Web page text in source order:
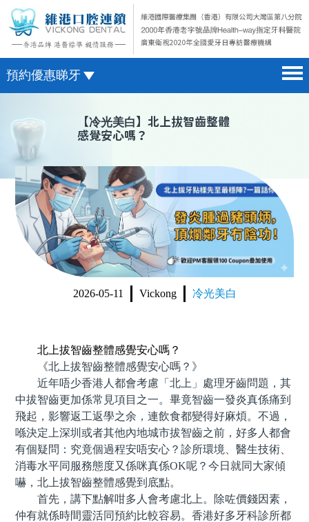
預約優惠睇牙
醫院簡介 hospital introduction
醫生介紹 doctor introduction
醫療新聞 medical news
種植牙 dental implant
箍牙 orthodontics
收費標準 change standard
微信預約
WhatsApp預約
【冷光美白】北上拔智齒整體
感覺安心嗎？
2026-05-11 Vickong 冷光美白
北上拔智齒整體感覺安心嗎？
《北上拔智齒整體感覺安心嗎？》
近年唔少香港人都會考慮「北上」處理牙齒問題，其
中拔智齒更加係常見項目之一。畢竟智齒一發炎真係痛到
飛起，影響返工返學之余，連飲食都變得好麻煩。不過，
喺決定上深圳或者其他內地城市拔智齒之前，好多人都會
有個疑問：究竟個過程安唔安心？診所環境、醫生技術、
消毒水平同服務態度又係咪真係OK呢？今日就同大家傾
嚇，北上拔智齒整體感覺到底點。
首先，講下點解咁多人會考慮北上。除咗價錢因素，
仲有就係時間靈活同預約比較容易。香港好多牙科診所都